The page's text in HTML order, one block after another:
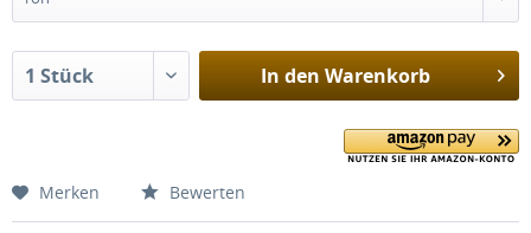
In den Warenkorb
Merken Bewerten